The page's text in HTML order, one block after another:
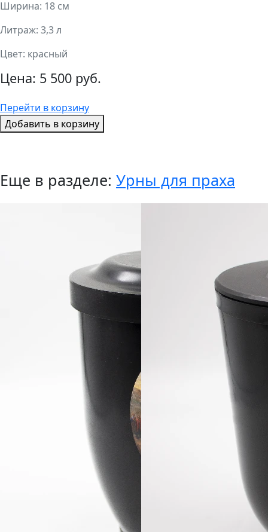
Ширина: 18 см
Литраж: 3,3 л
Цвет: красный
Цена: 5 500 руб.
Перейти в корзину
Добавить в корзину
Еще в разделе: Урны для праха